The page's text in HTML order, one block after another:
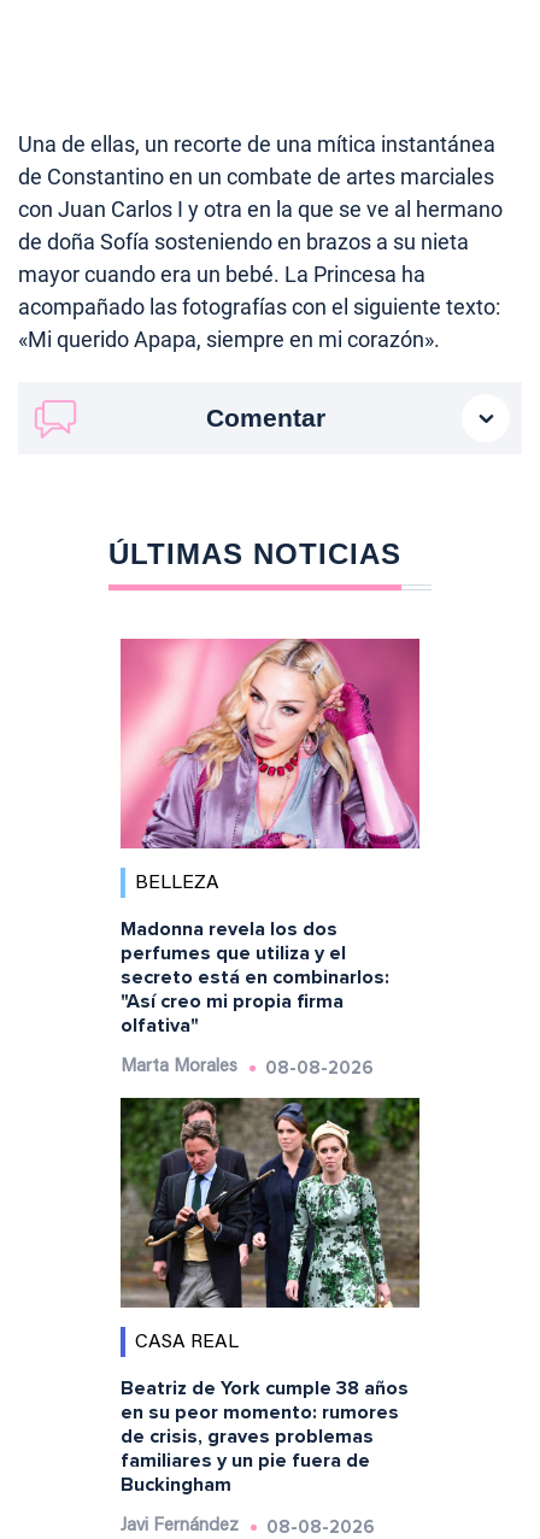
Una de ellas, un recorte de una mítica instantánea
de Constantino en un combate de artes marciales
con Juan Carlos I y otra en la que se ve al hermano
de doña Sofía sosteniendo en brazos a su nieta
mayor cuando era un bebé. La Princesa ha
acompañado las fotografías con el siguiente texto:
«Mi querido Apapa, siempre en mi corazón».
Comentar
ÚLTIMAS NOTICIAS
BELLEZA
Madonna revela los dos
perfumes que utiliza y el
secreto está en combinarlos:
"Así creo mi propia firma
olfativa"
Marta Morales 08-08-2026
CASA REAL
Beatriz de York cumple 38 años
en su peor momento: rumores
de crisis, graves problemas
familiares y un pie fuera de
Buckingham
Javi Fernández 08-08-2026